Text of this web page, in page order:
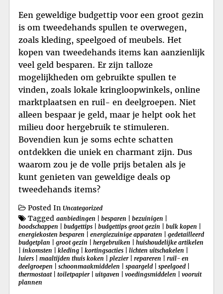
Een geweldige budgettip voor een groot gezin
is om tweedehands spullen te overwegen,
zoals kleding, speelgoed of meubels. Het
kopen van tweedehands items kan aanzienlijk
veel geld besparen. Er zijn talloze
mogelijkheden om gebruikte spullen te
vinden, zoals lokale kringloopwinkels, online
marktplaatsen en ruil- en deelgroepen. Niet
alleen bespaar je geld, maar je helpt ook het
milieu door hergebruik te stimuleren.
Bovendien kun je soms echte schatten
ontdekken die uniek en charmant zijn. Dus
waarom zou je de volle prijs betalen als je
kunt genieten van geweldige deals op
tweedehands items?
Posted In Uncategorized
Tagged aanbiedingen besparen bezuinigen
boodschappen
budgettips budgettips groot gezin bulk kopen
energiekosten besparen
energiezuinige apparaten
gedetailleerd
budgetplan
groot gezin hergebruiken
huishoudelijke artikelen
inkomsten kleding kortingsacties lichten uitschakelen
luiers
maaltijden thuis koken plezier repareren
ruil- en
deelgroepen
schoonmaakmiddelen spaargeld speelgoed
thermostaat| toiletpapier uitgaven voedingsmiddelen
vooruit
plannen